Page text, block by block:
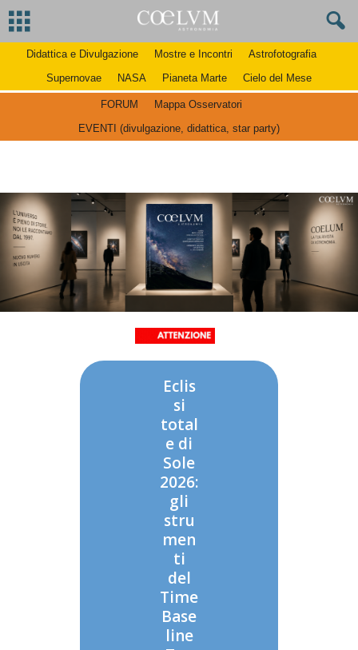
Didattica e Divulgazione Mostre e Incontri
Astrofotografia
Supernovae
NASA Pianeta Marte Cielo del Mese
FORUM
Mappa Osservatori
EVENTI (divulgazione, didattica, star party)
Eclis
si
total
e di
Sole
2026:
gli
stru
men
ti
del
Time
Base
line